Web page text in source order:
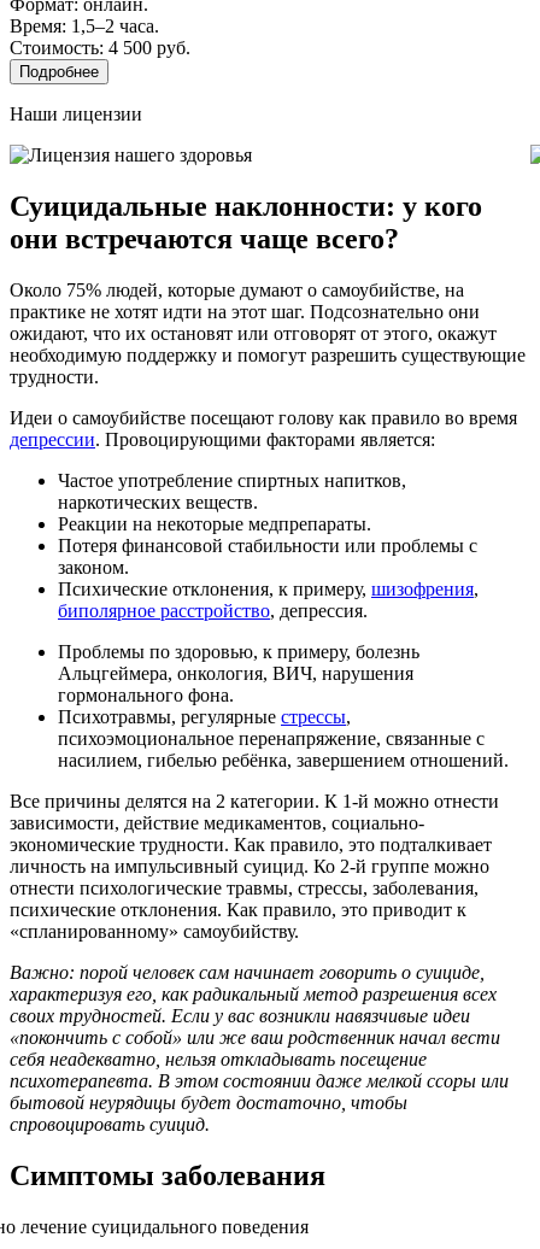
Формат: онлайн.
Время: 1,5–2 часа.
Стоимость: 4 500 руб.
Подробнее
Наши лицензии
Суицидальные наклонности: у кого
они встречаются чаще всего?
Около 75% людей, которые думают о самоубийстве, на
практике не хотят идти на этот шаг. Подсознательно они
ожидают, что их остановят или отговорят от этого, окажут
необходимую поддержку и помогут разрешить существующие
трудности.
Идеи о самоубийстве посещают голову как правило во время
депрессии. Провоцирующими факторами является:
Частое употребление спиртных напитков,
наркотических веществ.
Реакции на некоторые медпрепараты.
Потеря финансовой стабильности или проблемы с
законом.
Психические отклонения, к примеру, шизофрения,
биполярное расстройство, депрессия.
Проблемы по здоровью, к примеру, болезнь
Альцгеймера, онкология, ВИЧ, нарушения
гормонального фона.
Психотравмы, регулярные стрессы,
психоэмоциональное перенапряжение, связанные с
насилием, гибелью ребёнка, завершением отношений.
Все причины делятся на 2 категории. К 1-й можно отнести
зависимости, действие медикаментов, социально-
экономические трудности. Как правило, это подталкивает
личность на импульсивный суицид. Ко 2-й группе можно
отнести психологические травмы, стрессы, заболевания,
психические отклонения. Как правило, это приводит к
«спланированному» самоубийству.
Важно: порой человек сам начинает говорить о суициде,
характеризуя его, как радикальный метод разрешения всех
своих трудностей. Если у вас возникли навязчивые идеи
«покончить с собой» или же ваш родственник начал вести
себя неадекватно, нельзя откладывать посещение
психотерапевта. В этом состоянии даже мелкой ссоры или
бытовой неурядицы будет достаточно, чтобы
спровоцировать суицид.
Симптомы заболевания